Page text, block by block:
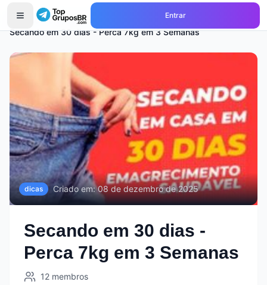
Entrar
Início Grupos de
Secando em 30 dias - Perca 7kg em 3 Semanas
dicas Criado em:08 de dezembro de 2025
Secando em 30 dias -
Perca 7kg em 3 Semanas
12 membros